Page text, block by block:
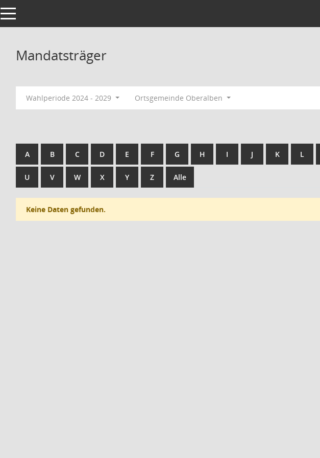
Toggle navigation
Mandatsträger
Wahlperiode 2024 - 2029 Ortsgemeinde Oberalben
A B C D E F G H I J K L
U V W X Y Z Alle
Keine Daten gefunden.